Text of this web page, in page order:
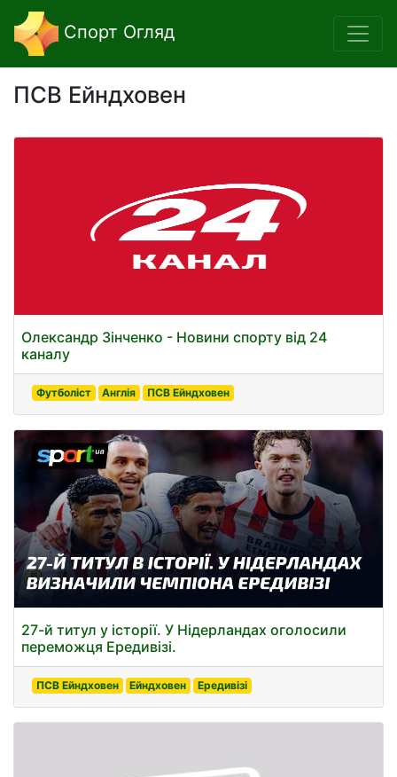
Спорт Огляд
ПСВ Ейндховен
Олександр Зінченко - Новини спорту від 24
каналу
Футболіст Англія ПСВ Ейндховен
27-й титул у історії. У Нідерландах оголосили
переможця Ередивізі.
ПСВ Ейндховен Ейндховен Ередивізі